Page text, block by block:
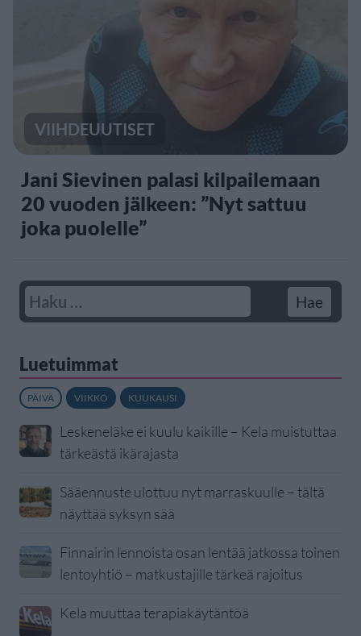
VIIHDEUUTISET
Jani Sievinen palasi kilpailemaan
20 vuoden jälkeen: ”Nyt sattuu
joka puolelle”
Luetuimmat
PÄIVÄ VIIKKO KUUKAUSI
Leskeneläke ei kuulu kaikille – Kela muistuttaa
tärkeästä ikärajasta
Sääennuste ulottuu nyt marraskuulle – tältä
näyttää syksyn sää
Finnairin lennoista osan lentää jatkossa toinen
lentoyhtiö – matkustajille tärkeä rajoitus
Kela muuttaa terapiakäytäntöä